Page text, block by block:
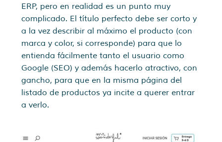
ERP, pero en realidad es un punto muy
complicado. El título perfecto debe ser corto y
a la vez describir al máximo el producto (con
marca y color, si corresponde) para que lo
entienda fácilmente tanto el usuario como
Google (SEO) y además hacerlo atractivo, con
gancho, para que en la misma página del
listado de productos ya incite a querer entrar
a verlo.